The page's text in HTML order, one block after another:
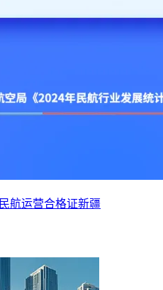
民航运营合格证新疆